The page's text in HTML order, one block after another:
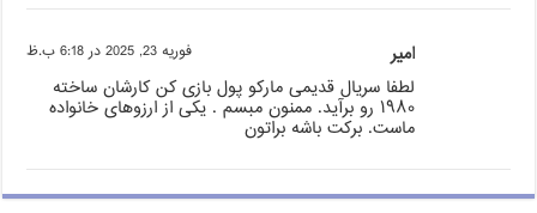
امیر فوریه 23, 2025 در 6:18 ب.ظ
لطفا سریال قدیمی مارکو پول بازی کن کارشان ساخته
۱۹۸۰ رو برآید. ممنون مبسم . یکی از ارزوهای خانواده
ماست. برکت باشه براتون